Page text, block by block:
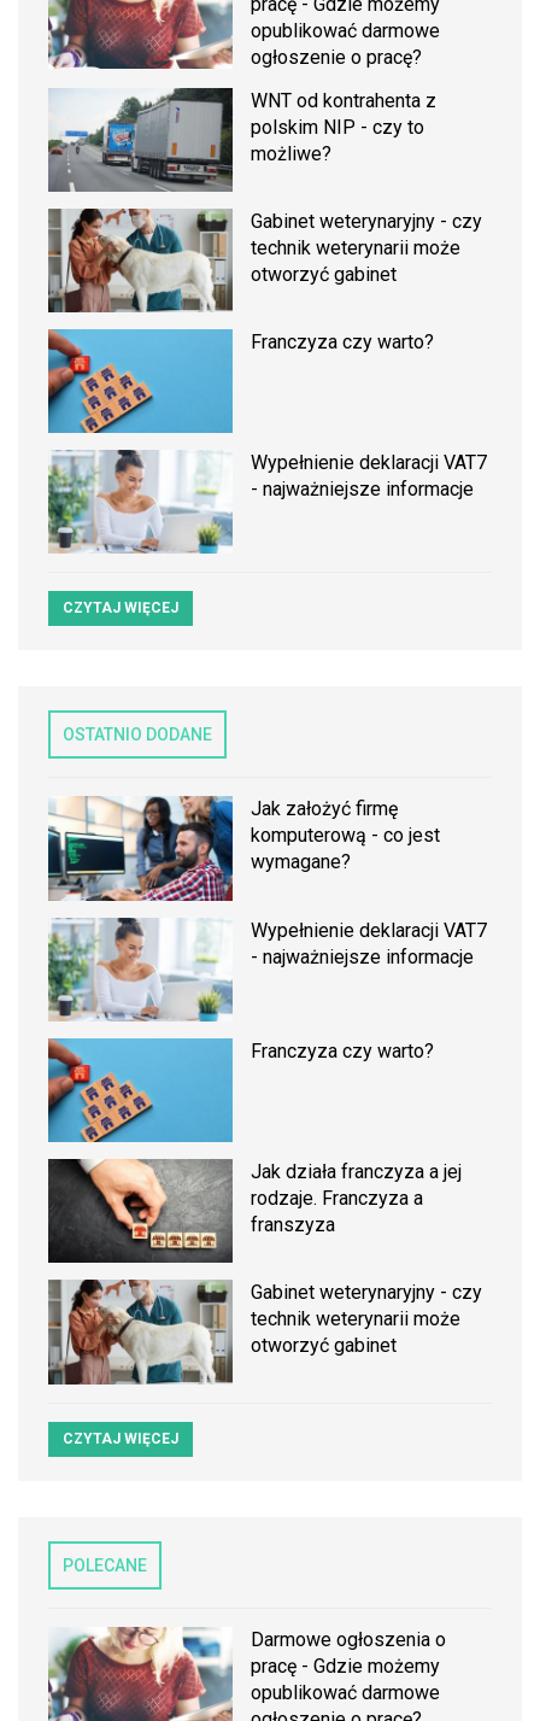
opublikować darmowe
ogłoszenie o pracę?
WNT od kontrahenta z
polskim NIP - czy to
możliwe?
Gabinet weterynaryjny - czy
technik weterynarii może
otworzyć gabinet
Franczyza czy warto?
Wypełnienie deklaracji VAT7
- najważniejsze informacje
CZYTAJ WIĘCEJ
OSTATNIO DODANE
Jak założyć firmę
komputerową - co jest
wymagane?
Wypełnienie deklaracji VAT7
- najważniejsze informacje
Franczyza czy warto?
Jak działa franczyza a jej
rodzaje. Franczyza a
franszyza
Gabinet weterynaryjny - czy
technik weterynarii może
otworzyć gabinet
CZYTAJ WIĘCEJ
POLECANE
Darmowe ogłoszenia o
pracę - Gdzie możemy
opublikować darmowe